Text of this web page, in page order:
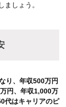
ましょう。
り、年収500万円
円、年収1,000万
代はキャリアのピ